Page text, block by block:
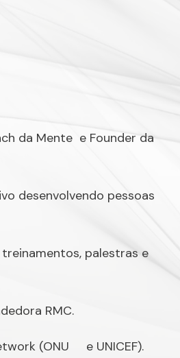
da Mente e Founder da
desenvolvendo pessoas
palestras e
RMC.
(ONU e UNICEF).